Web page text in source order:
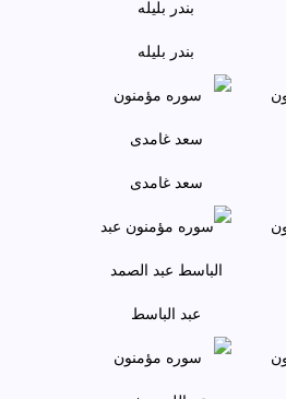
بندر بليله
سعد غامدی
عبد الباسط